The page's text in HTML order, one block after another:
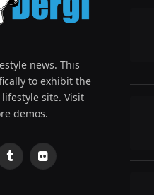
news. This
to exhibit the
site. Visit
demos.
TumblrFlickr